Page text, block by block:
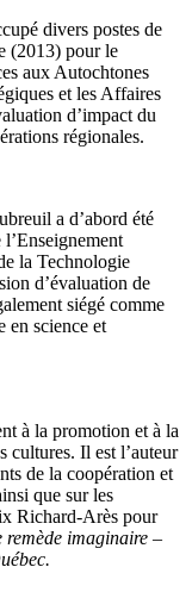
divers postes de
(2013) pour le
aux Autochtones
et les Affaires
d’impact du
régionales.
a d’abord été
la Technologie
d’évaluation de
siégé comme
en science et
à la promotion et à la
cultures. Il est l’auteur
de la coopération et
que sur les
Richard-Arès pour
remède imaginaire –